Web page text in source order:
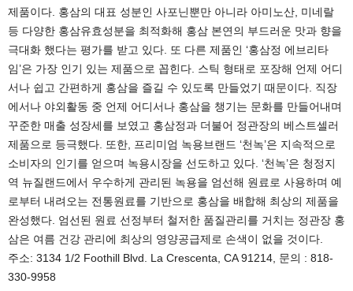
제품이다. 홍삼의 대표 성분인 사포닌뿐만 아니라 아미노산, 미네랄
등 다양한 홍삼유효성분을 최적화해 홍삼 본연의 부드러운 맛과 향을
극대화 했다는 평가를 받고 있다. 또 다른 제품인 ‘홍삼정 에브리타
임’은 가장 인기 있는 제품으로 꼽힌다. 스틱 형태로 포장해 언제 어디
서나 쉽고 간편하게 홍삼을 즐길 수 있도록 만들었기 때문이다. 직장
에서나 야외활동 중 언제 어디서나 홍삼을 챙기는 문화를 만들어내며
꾸준한 매출 성장세를 보였고 홍삼정과 더불어 정관장의 베스트셀러
제품으로 등극했다. 또한, 프리미엄 녹용브랜드 ‘천녹’은 지속적으로
소비자의 인기를 얻으며 녹용시장을 선도하고 있다. ‘천녹’은 청정지
역 뉴질랜드에서 우수하게 관리된 녹용을 엄선해 원료로 사용하며 예
로부터 내려오는 전통원료를 기반으로 홍삼을 배합해 최상의 제품을
완성했다. 엄선된 원료 선정부터 철저한 품질관리를 거치는 정관장 홍
삼은 여름 건강 관리에 최상의 영양공급제로 손색이 없을 것이다.
주소: 3134 1/2 Foothill Blvd. La Crescenta, CA 91214, 문의 : 818-
330-9958